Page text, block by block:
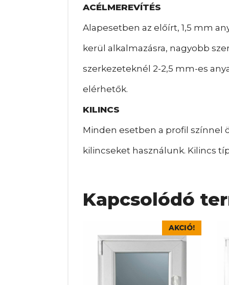
ACÉLMEREVÍTÉS
Alapesetben az előírt, 1,5 mm
kerül alkalmazásra, nagyobb
szerkezeteknél 2-2,5 mm-es
elérhetők.
KILINCS
Minden esetben a profil színnel
kilincseket használunk. Kilincs
Kapcsolódó
AKCIÓ!
terméknek